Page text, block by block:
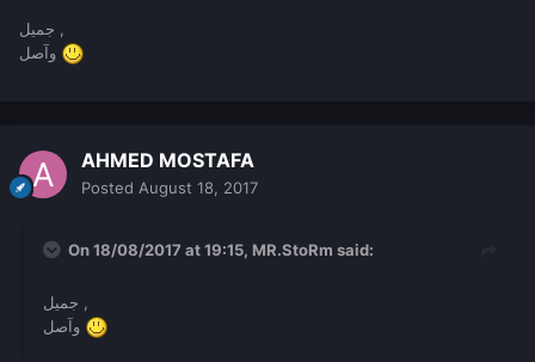
AHMED MOSTAFA
Posted August 18, 2017
On 18/08/2017 at 19:15, MR.StoRm said: